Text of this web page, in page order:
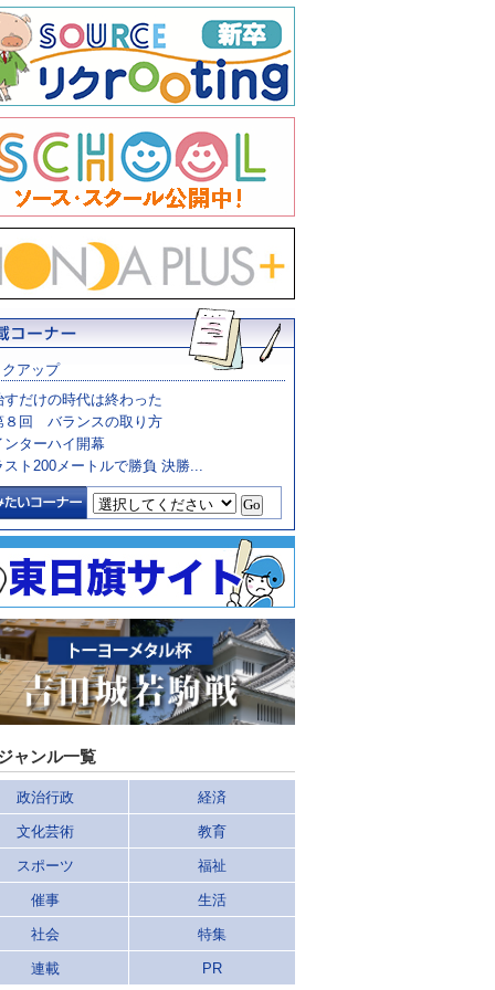
アップ
すだけの時代は終わった
８回 バランスの取り方
ンターハイ開幕
スト200メートルで勝負 決勝...
ャンル一覧
政治行政 経済
文化芸術 教育
スポーツ 福祉
催事 生活
社会 特集
連載 PR